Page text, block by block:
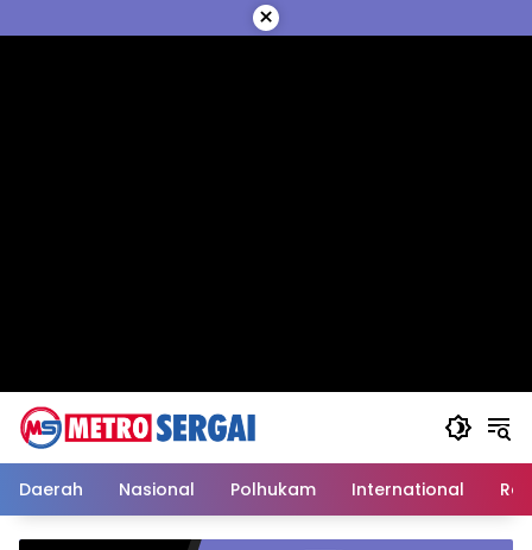
ke
×
Daerah Nasional Polhukam International